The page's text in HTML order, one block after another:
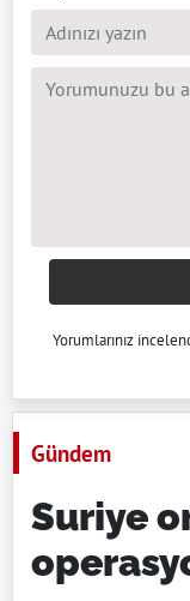
Yorumlarınız
Gündem
Suriye